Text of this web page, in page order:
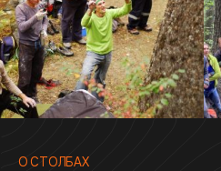
О СТОЛБАХ